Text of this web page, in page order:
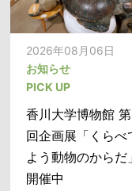
2026年08月06日
お知らせ
PICK UP
数理・データサイ
2026年08月06日
お知らせ
PICK UP
香川大学博物館
回企画展「くらべ
よう動物のからだ
開催中